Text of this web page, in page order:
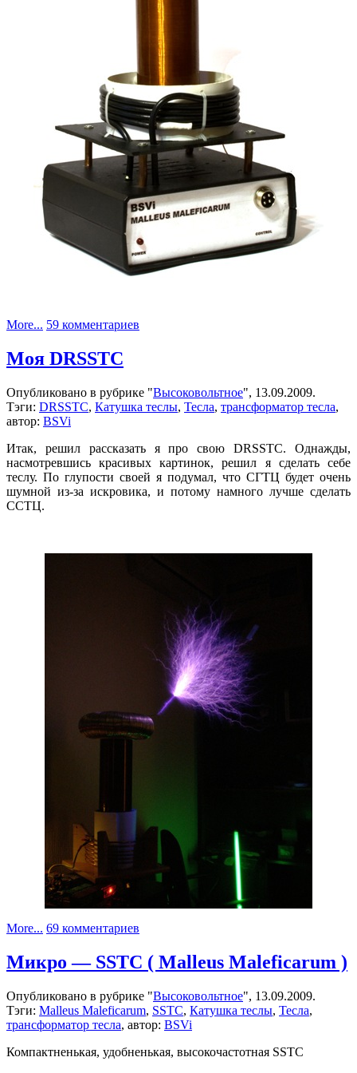
More... 59 комментариев
Моя DRSSTC
Опубликовано в рубрике "Высоковольтное", 13.09.2009.
Тэги: DRSSTC, Катушка теслы, Тесла, трансформатор тесла,
автор: BSVi
Итак, решил рассказать я про свою DRSSTC. Однажды,
насмотревшись красивых картинок, решил я сделать себе
теслу. По глупости своей я подумал, что СГТЦ будет очень
шумной из-за искровика, и потому намного лучше сделать
ССТЦ.
More... 69 комментариев
Моя
DRSSTC
Микро — SSTC ( Malleus Maleficarum )
Опубликовано в рубрике "Высоковольтное", 13.09.2009.
Тэги: Malleus Maleficarum, SSTC, Катушка теслы, Тесла,
трансформатор тесла, автор: BSVi
Компактненькая, удобненькая, высокочастотная SSTC